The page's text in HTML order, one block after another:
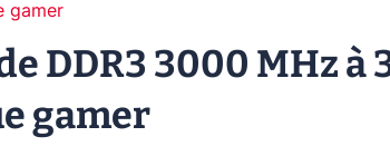
gamer
DDR3 3000 MHz à
gamer